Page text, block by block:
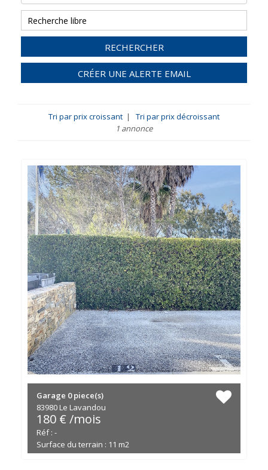
RECHERCHER
CRÉER UNE ALERTE EMAIL
Tri par prix croissant |
Tri par prix décroissant
1 annonce
Garage 0 piece(s)
83980 Le Lavandou
180 € /mois
Réf : -
Surface du terrain : 11 m2